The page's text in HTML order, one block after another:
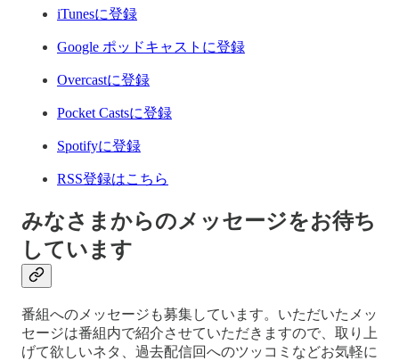
iTunesに登録
Google ポッドキャストに登録
Overcastに登録
Pocket Castsに登録
Spotifyに登録
RSS登録はこちら
みなさまからのメッセージをお待ち
しています
番組へのメッセージも募集しています。いただいたメッ
セージは番組内で紹介させていただきますので、取り上
げて欲しいネタ、過去配信回へのツッコミなどお気軽に